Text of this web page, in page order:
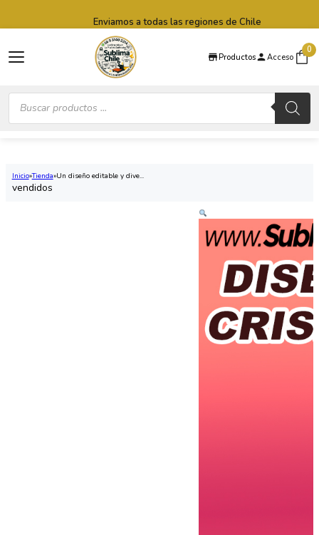
Productos Acceso
0
Búsqueda
productos
Enviamos a todas las regiones de Chile
Inicio Tienda Un diseño editable y dive...
vendidos